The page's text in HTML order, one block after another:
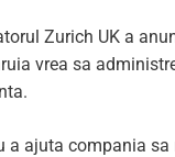
Zurich UK a
vrea sa
ajuta compania